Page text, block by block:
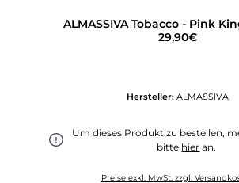
ALMASSIVA Tobacco - Pink
29,90€
Hersteller: ALMASSIVA
Um dieses Produkt zu bestellen,
bitte hier an.
Preise exkl. MwSt. zzgl.